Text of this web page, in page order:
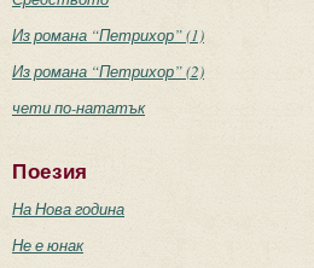
Из романа “Петрихор” (1)
Из романа “Петрихор” (2)
чети по-нататък
Поезия
На Нова година
Не е юнак